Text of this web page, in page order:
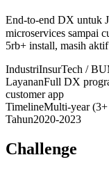
End-to-end DX untuk
microservices sampai
5rb+ install, masih
IndustriInsurTech /
LayananFull DX
customer app
TimelineMulti-year (3+
Tahun2020-2023
Challenge